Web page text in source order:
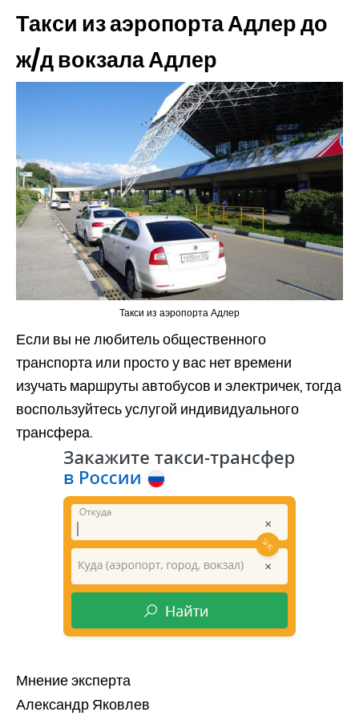
Такси из аэропорта Адлер до
ж/д вокзала Адлер
Такси из аэропорта Адлер
Если вы не любитель общественного
транспорта или просто у вас нет времени
изучать маршруты автобусов и электричек, тогда
воспользуйтесь услугой индивидуального
трансфера.
Мнение эксперта
Александр Яковлев